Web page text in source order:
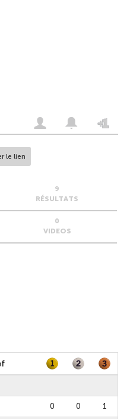
le lien
9
RÉSULTATS
0
VIDEOS
0 0 1